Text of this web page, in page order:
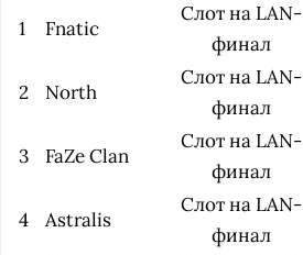
1 Fnatic
Слот на LAN-
финал
2 North
Слот на LAN-
финал
3 FaZe Clan
Слот на LAN-
финал
4 Astralis
Слот на LAN-
финал